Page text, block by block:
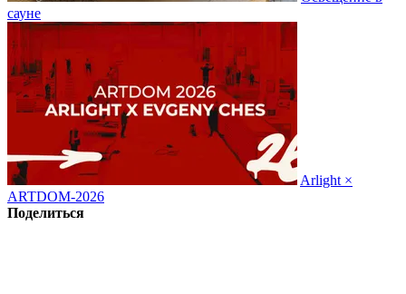
сауне
Arlight ×
ARTDOM-2026
Поделиться